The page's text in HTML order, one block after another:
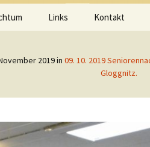
Links Kontakt
2019in 09. 10. 2019
Gloggnitz.